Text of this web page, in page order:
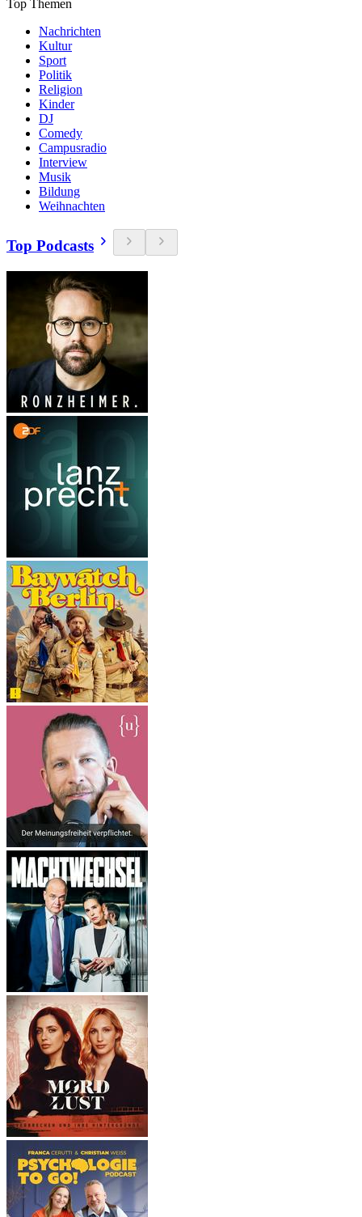
Top Themen
Nachrichten
Kultur
Sport
Politik
Religion
Kinder
DJ
Comedy
Campusradio
Interview
Musik
Bildung
Weihnachten
Top Podcasts